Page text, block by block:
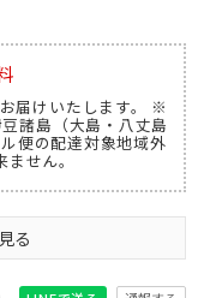
届けいたします。 ※
諸島（大島・八丈島
便の配達対象地域外
せん。
る